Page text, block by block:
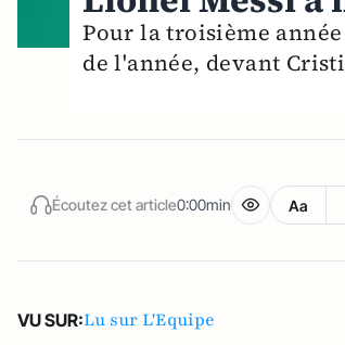
Pour la troisième
de l'année, devant
Écoutez cet article0:00min Aa
VU SUR:Lu sur L'Equipe